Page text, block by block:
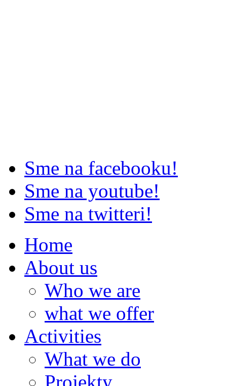
Sme na facebooku!
Sme na youtube!
Sme na twitteri!
Home
About us
Who we are
what we offer
Activities
What we do
Projekty